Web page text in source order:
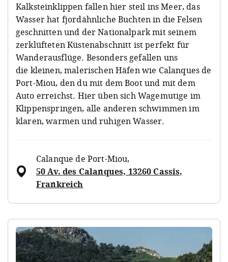
Kalksteinklippen fallen hier steil ins Meer, das
Wasser hat fjordähnliche Buchten in die Felsen
geschnitten und der Nationalpark mit seinem
zerklüfteten Küstenabschnitt ist perfekt für
Wanderausflüge. Besonders gefallen uns
die kleinen, malerischen Häfen wie Calanques de
Port-Miou, den du mit dem Boot und mit dem
Auto erreichst. Hier üben sich Wagemutige im
Klippenspringen, alle anderen schwimmen im
klaren, warmen und ruhigen Wasser.
Calanque de Port-Miou,
50 Av. des Calanques, 13260 Cassis,
Frankreich